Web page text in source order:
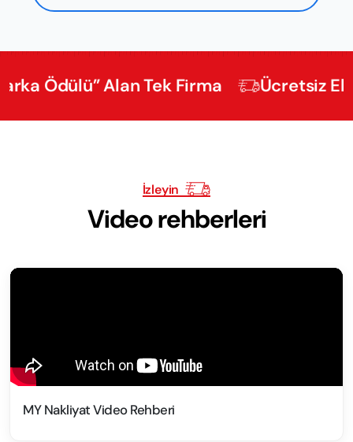
Alan Tek Firma Ücretsiz Ekspertiz
İzleyin
Video rehberleri
MY Nakliyat Video Rehberi